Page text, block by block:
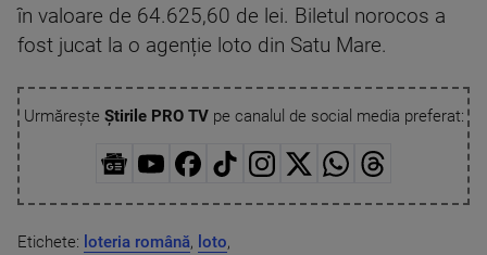
în valoare de 64.625,60 de lei. Biletul norocos a
fost jucat la o agenție loto din Satu Mare.
Urmărește Știrile PRO TVpe canalul de social media preferat:
Etichete: loteria română, loto,